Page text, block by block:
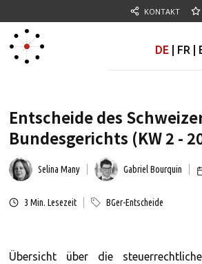
KONTAKT
DE FR
Entscheide des
Bundesgerichts (KW 2 -
Selina Many Gabriel Bourquin
3 Min. Lesezeit BGer-Entscheide
Übersicht über die